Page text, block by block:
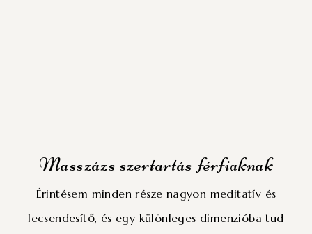
Masszázs szertartás férfiaknak
Érintésem minden része nagyon meditatív és
lecsendesítő, és egy különleges dimenzióba tud